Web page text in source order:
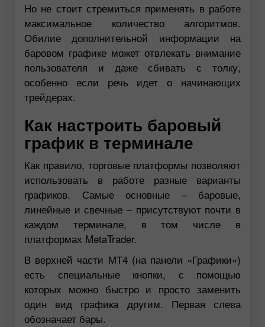
Но не стоит стремиться применять в работе
максимальное количество алгоритмов.
Обилие дополнительной информации на
баровом графике может отвлекать внимание
пользователя и даже сбивать с толку,
особенно если речь идет о начинающих
трейдерах.
Как настроить баровый
график в терминале
Как правило, торговые платформы позволяют
использовать в работе разные варианты
графиков. Самые основные – баровые,
линейные и свечные – присутствуют почти в
каждом терминале, в том числе в
платформах MetaTrader.
В верхней части МТ4 (на панели «Графики»)
есть специальные кнопки, с помощью
которых можно быстро и просто заменить
один вид графика другим. Первая слева
обозначает бары.